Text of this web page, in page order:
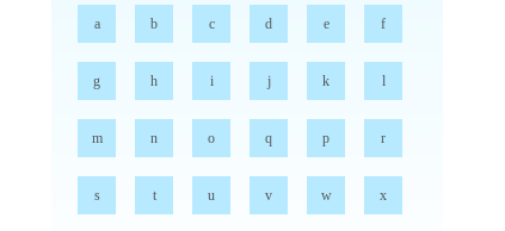
a b c d e f
g h i j k l
m n o q p r
s t u v w x